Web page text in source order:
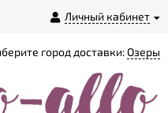
Личный кабинет
город доставки:Озеры